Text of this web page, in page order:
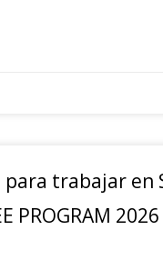
para trabajar en
PROGRAM 2026